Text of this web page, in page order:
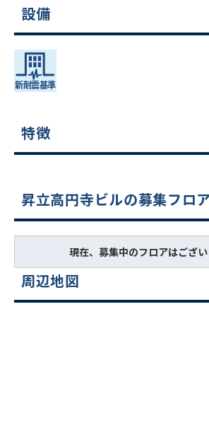
設備
特徴
昇立高円寺ビルの募集フロア
現在、募集中のフロアはござい
周辺地図